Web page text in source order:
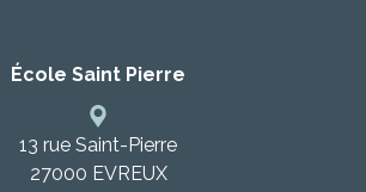
École Saint Pierre
13 rue Saint-Pierre
27000 EVREUX